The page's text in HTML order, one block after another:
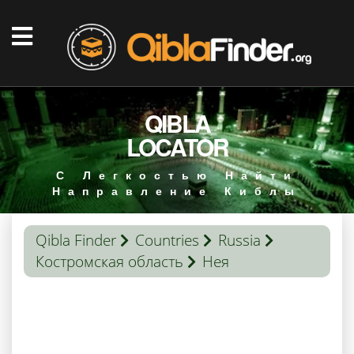
QIBLA
LOCATOR
С Легкостью Найти
Направление Киблы
Qibla Finder Countries
Russia
Костромская область
Нея